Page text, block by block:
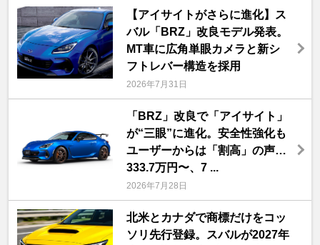
【アイサイトがさらに進化】ス
バル「BRZ」改良モデル発表。
MT車に広角単眼カメラと新シ
フトレバー構造を採用
2026年7月31日
「BRZ」改良で「アイサイト」
が“三眼”に進化。安全性強化も
ユーザーからは「割高」の声…
333.7万円〜、7 ...
2026年7月28日
北米とカナダで商標だけをコッ
ソリ先行登録。スバルが2027年